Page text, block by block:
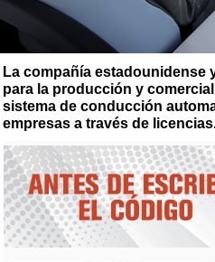
La compañía estadounidense
para la producción y
sistema de conducción
empresas a través de